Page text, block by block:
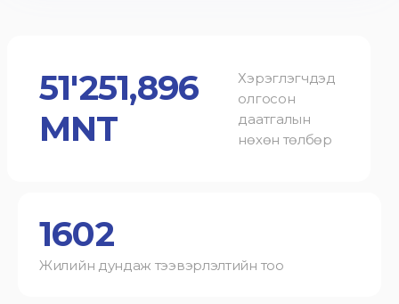
51'251,896
MNT
Хэрэглэгчдэд
олгосон
даатгалын
нөхөн төлбөр
1602
Жилийн дундаж тээвэрлэлтийн тоо